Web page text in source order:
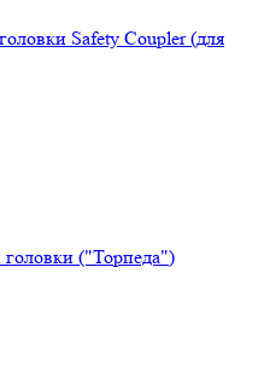
Safety Coupler (для
("Торпеда")